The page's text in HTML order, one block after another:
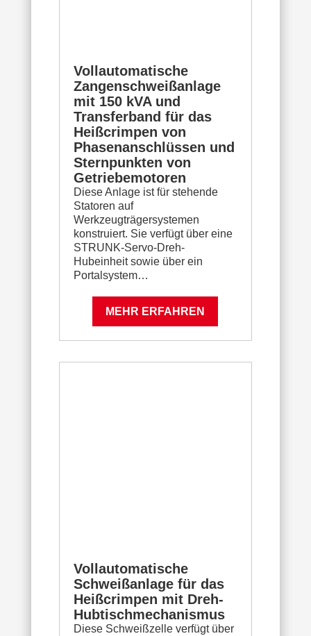
Vollautomatische
Zangenschweißanlage
mit 150 kVA und
Transferband für das
Heißcrimpen von
Phasenanschlüssen und
Sternpunkten von
Getriebemotoren
Diese Anlage ist für stehende
Statoren auf
Werkzeugträgersystemen
konstruiert. Sie verfügt über eine
STRUNK-Servo-Dreh-
Hubeinheit sowie über ein
Portalsystem…
MEHR ERFAHREN
Vollautomatische
Schweißanlage für das
Heißcrimpen mit Dreh-
Hubtischmechanismus
Diese Schweißzelle verfügt über